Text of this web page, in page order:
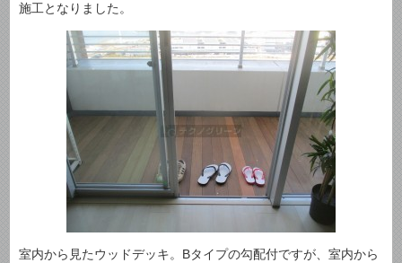
施工となりました。
室内から見たウッドデッキ。Bタイプの勾配付ですが、室内から